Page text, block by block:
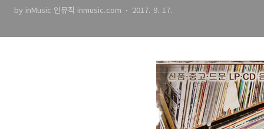
by inMusic 인뮤직 inmusic.com 2017. 9. 17.